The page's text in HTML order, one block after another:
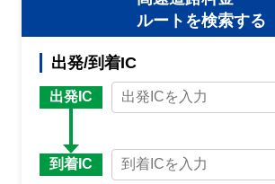
ルートを検索する
出発/到着IC
出発IC
到着IC